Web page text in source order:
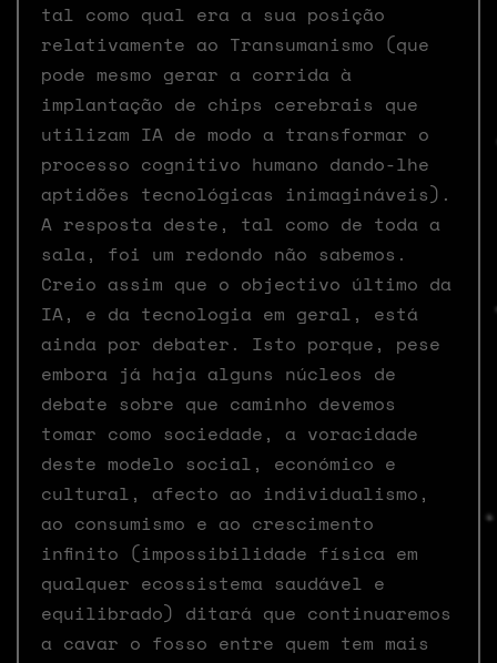
tal como qual era a sua posição
relativamente ao Transumanismo (que
pode mesmo gerar a corrida à
implantação de chips cerebrais que
utilizam IA de modo a transformar o
processo cognitivo humano dando-lhe
aptidões tecnológicas inimagináveis).
A resposta deste, tal como de toda a
sala, foi um redondo não sabemos.
Creio assim que o objectivo último da
IA, e da tecnologia em geral, está
ainda por debater. Isto porque, pese
embora já haja alguns núcleos de
debate sobre que caminho devemos
tomar como sociedade, a voracidade
deste modelo social, económico e
cultural, afecto ao individualismo,
ao consumismo e ao crescimento
infinito (impossibilidade física em
qualquer ecossistema saudável e
equilibrado) ditará que continuaremos
a cavar o fosso entre quem tem mais